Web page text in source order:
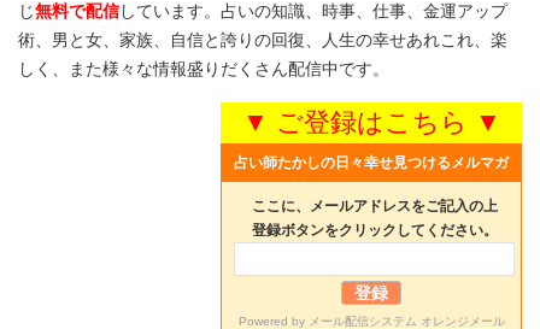
じ無料で配信しています。占いの知識、時事、仕事、金運アップ
術、男と女、家族、自信と誇りの回復、人生の幸せあれこれ、楽
しく、また様々な情報盛りだくさん配信中です。
▼ ご登録はこちら ▼
占い師たかしの日々幸せ見つけるメルマガ
ここに、メールアドレスをご記入の上
登録ボタンをクリックしてください。
Powered by メール配信システム オレンジメール